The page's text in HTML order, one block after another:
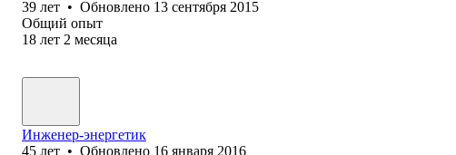
39 лет • Обновлено 13 сентября 2015
Общий опыт
18 лет 2 месяца
Инженер-энергетик
45 лет • Обновлено 16 января 2016